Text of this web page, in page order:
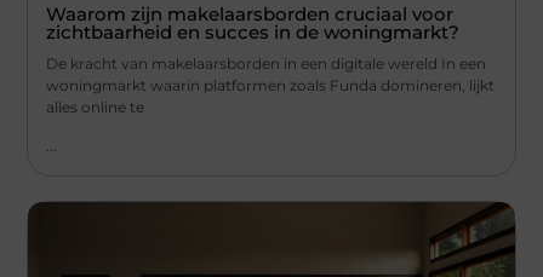
Waarom zijn makelaarsborden cruciaal voor
zichtbaarheid en succes in de woningmarkt?
De kracht van makelaarsborden in een digitale wereld In een
woningmarkt waarin platformen zoals Funda domineren, lijkt
alles online te
...